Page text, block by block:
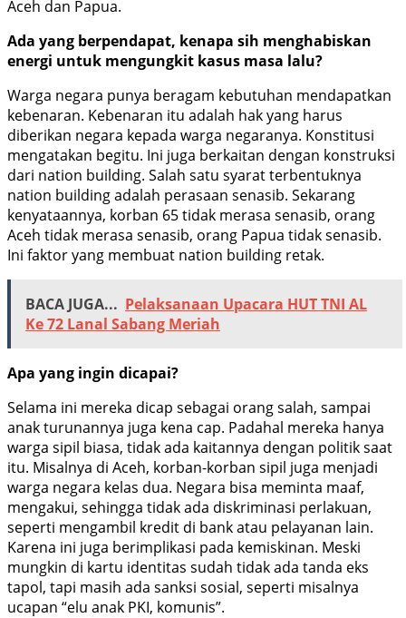
Aceh dan Papua.
Ada yang berpendapat, kenapa sih menghabiskan
energi untuk mengungkit kasus masa lalu?
Warga negara punya beragam kebutuhan mendapatkan
kebenaran. Kebenaran itu adalah hak yang harus
diberikan negara kepada warga negaranya. Konstitusi
mengatakan begitu. Ini juga berkaitan dengan konstruksi
dari nation building. Salah satu syarat terbentuknya
nation building adalah perasaan senasib. Sekarang
kenyataannya, korban 65 tidak merasa senasib, orang
Aceh tidak merasa senasib, orang Papua tidak senasib.
Ini faktor yang membuat nation building retak.
BACA JUGA... Pelaksanaan Upacara HUT TNI AL
Ke 72 Lanal Sabang Meriah
Apa yang ingin dicapai?
Selama ini mereka dicap sebagai orang salah, sampai
anak turunannya juga kena cap. Padahal mereka hanya
warga sipil biasa, tidak ada kaitannya dengan politik saat
itu. Misalnya di Aceh, korban-korban sipil juga menjadi
warga negara kelas dua. Negara bisa meminta maaf,
mengakui, sehingga tidak ada diskriminasi perlakuan,
seperti mengambil kredit di bank atau pelayanan lain.
Karena ini juga berimplikasi pada kemiskinan. Meski
mungkin di kartu identitas sudah tidak ada tanda eks
tapol, tapi masih ada sanksi sosial, seperti misalnya
ucapan “elu anak PKI, komunis”.